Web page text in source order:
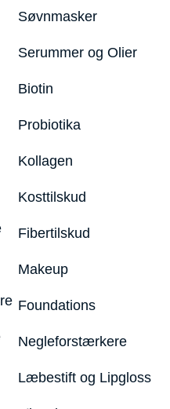
Søvnmasker
Serummer og Olier
Biotin
Probiotika
Kollagen
Kosttilskud
Fibertilskud
Makeup
Foundations
Negleforstærkere
Læbestift og Lipgloss